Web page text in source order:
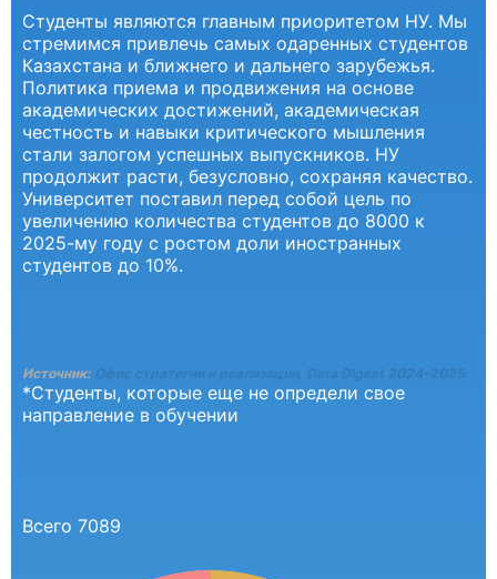
Студенты являются главным приоритетом НУ. Мы
стремимся привлечь самых одаренных студентов
Казахстана и ближнего и дальнего зарубежья.
Политика приема и продвижения на основе
академических достижений, академическая
честность и навыки критического мышления
стали залогом успешных выпускников. НУ
продолжит расти, безусловно, сохраняя качество.
Университет поставил перед собой цель по
увеличению количества студентов до 8000 к
2025-му году с ростом доли иностранных
студентов до 10%.
Источник: Офис стратегии и реализации, Data Digest 2024-2025.
*Студенты, которые еще не определи свое
направление в обучении
Всего 7089